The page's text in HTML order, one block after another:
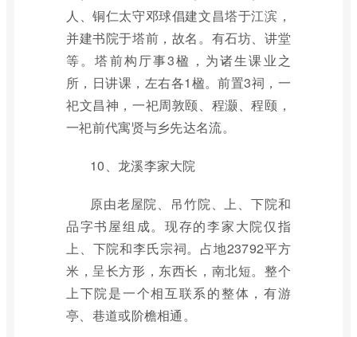
人、铜仁太守邓球倡建文昌塔于江滨，
并建书院于塔前，故名。有石坊、讲堂
等。塔前构厅事3楹，为诸生课业之
所，日讲课，左右各1楹。前置3祠，一
祀文昌神，一祀周敦颐、程灏、程颐，
一祀前代寓贤与乡先达名流。
10、龙溪李家大院
原由老屋院、吊竹院、上、下院和
品字书屋组成。现存的李家大院仅指
上、下院和李氏宗祠。占地23792平方
米，呈长方形，东西长，南北短。整个
上下院是一个相互联系的整体，有游
亭、巷道或阶檐相通。